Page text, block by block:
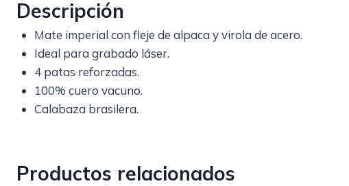
Descripción
Mate imperial con fleje de alpaca y virola de acero.
Ideal para grabado láser.
4 patas reforzadas.
100% cuero vacuno.
Calabaza brasilera.
Productos relacionados